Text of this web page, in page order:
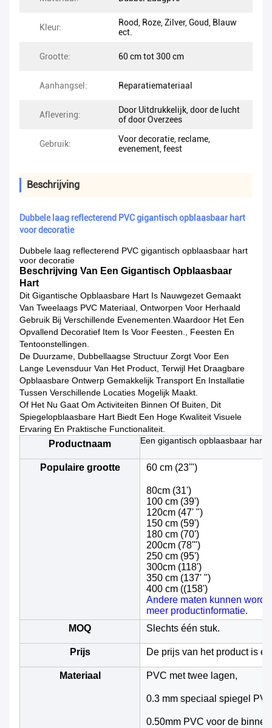
Kleur:
Rood, Roze, Zilver, Goud, Blauw
ect.
Grootte: 60 cm tot 300 cm
Aanhangsel: Reparatiemateriaal
Aflevering:
Door Uitdrukkelijk, door de lucht
of door Overzees
Gebruik:
Voor decoratie, reclame,
evenement, feest
Beschrijving
Dubbele laag reflecterend PVC gigantisch opblaasbaar hart
voor decoratie
Dubbele laag reflecterend PVC gigantisch opblaasbaar hart
voor decoratie
Beschrijving Van Een Gigantisch Opblaasbaar
Hart
Dit Gigantische Opblaasbare Hart Is Nauwgezet Gemaakt
Van Tweelaags PVC Materiaal, Ontworpen Voor Herhaald
Gebruik Bij Verschillende Evenementen.waardoor Het Een
Opvallend Decoratief Item Is Voor Feesten., Feesten En
Tentoonstellingen.
De Duurzame, Dubbellaagse Structuur Zorgt Voor Een
Lange Levensduur Van Het Product, Terwijl Het Draagbare
Opblaasbare Ontwerp Gemakkelijk Transport En Installatie
Tussen Verschillende Locaties Mogelijk Maakt.
Of Het Nu Gaat Om Activiteiten Binnen Of Buiten, Dit
Spiegelopblaasbare Hart Biedt Een Hoge Kwaliteit Visuele
Ervaring En Praktische Functionaliteit.
Productnaam Een gigantisch opblaasbaar hart
Populaire grootte 60 cm (23'")
80cm (31')
100 cm (39')
120cm (47' ")
150 cm (59')
180 cm (70')
200cm (78'")
250 cm (95')
300cm (118')
350 cm (137' ")
400 cm ((158')
Andere maten kunnen
meer productinformatie.
MOQ
Slechts één stuk.
Prijs De prijs van het product is
Materiaal PVC met twee lagen,
0.3 mm speciaal spiegel
0.50mm PVC voor de